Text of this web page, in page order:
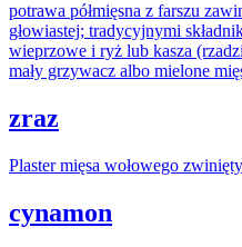
potrawa półmięsna z farszu
głowiastej; tradycyjnymi
wieprzowe i ryż lub kasza
mały grzywacz albo mielone
zraz
Plaster mięsa wołowego zwinięty
cynamon